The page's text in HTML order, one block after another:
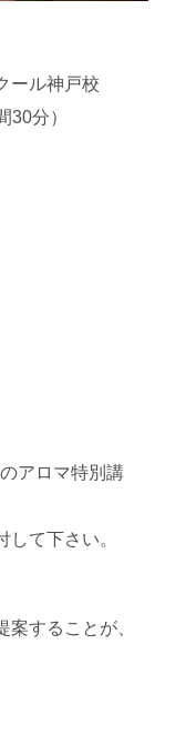
ール神戸校
分）
アロマ特別講
て下さい。
することが、